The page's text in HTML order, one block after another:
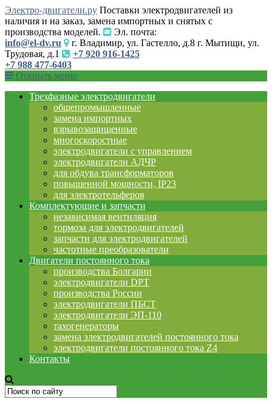
Электро-двигатели.ру Поставки электродвигателей из
наличия и на заказ, замена импортных и снятых с
производства моделей.
Эл. почта:
info@el-dv.ru
г. Владимир, ул. Гастелло, д.8 г. Мытищи, ул.
Трудовая, д.1
+7 920 916-1425
+7 988 477-6403
Открыть меню
Трехфазные электродвигатели
общепромышленные
замена импортных
взрывозащищенные
многоскоростные
электродвигатели с управлением
электродвигатели АДЧР
для обдува трансформаторов
повышенной мощности, IP23
для электротельферов
Комплектующие и запчасти
независимая вентиляция
тормоза для электродвигателей
запчасти для электродвигателей
частотные преобразователи
Двигатели постоянного тока
производства Болгарии
электродвигатели DPT
производства России
электродвигатели ПБСТ
электродвигатели ЭП-110
тахогенераторы
замена электродвигателей постоянного тока
электродвигатели постоянного тока Z4
Контакты